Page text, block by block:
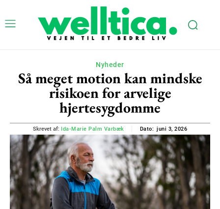
Nyheder
Så meget motion kan mindske
risikoen for arvelige
hjertesygdomme
Skrevet af: Ida-Marie Palm Varbæk Dato: juni 3, 2026